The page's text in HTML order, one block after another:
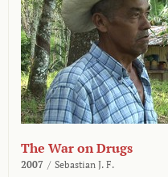
The War on Drugs
2007 / Sebastian J. F.